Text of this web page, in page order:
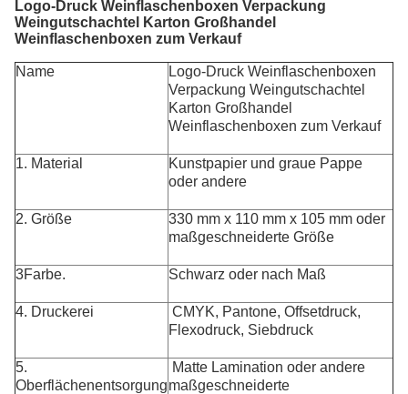
Logo-Druck Weinflaschenboxen Verpackung
Weingutschachtel Karton Großhandel
Weinflaschenboxen zum Verkauf
Name
Logo-Druck Weinflaschenboxen
Verpackung Weingutschachtel
Karton Großhandel
Weinflaschenboxen zum Verkauf
1. Material
Kunstpapier und graue Pappe
oder andere
2. Größe
330 mm x 110 mm x 105 mm oder
maßgeschneiderte Größe
3Farbe. Schwarz oder nach Maß
4. Druckerei
CMYK, Pantone, Offsetdruck,
Flexodruck, Siebdruck
5.
Oberflächenentsorgung
Matte Lamination oder andere
maßgeschneiderte